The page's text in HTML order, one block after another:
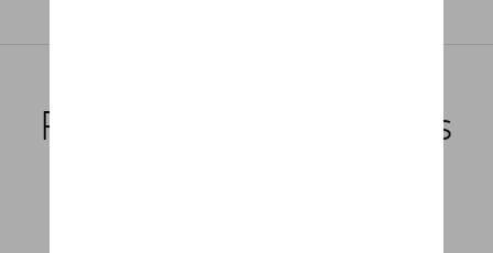
Produits recommandés